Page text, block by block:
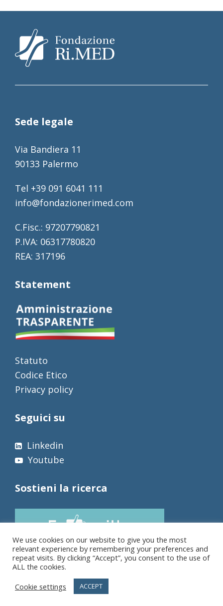
Sede legale
Via Bandiera 11
90133 Palermo
Tel +39 091 6041 111
info@fondazionerimed.com
C.Fisc.: 97207790821
P.IVA: 06317780820
REA: 317196
Statement
Statuto
Codice Etico
Privacy policy
Seguici su
Linkedin
Youtube
Sostieni la ricerca
We use cookies on our website to give you the most
relevant experience by remembering your preferences and
repeat visits. By clicking “Accept”, you consent to the use of
ALL the cookies.
Cookie settings
ACCEPT